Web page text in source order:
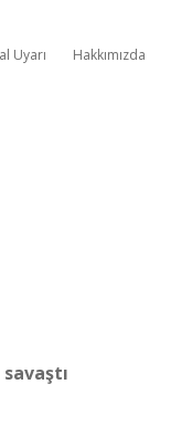
Uyarı Hakkımızda